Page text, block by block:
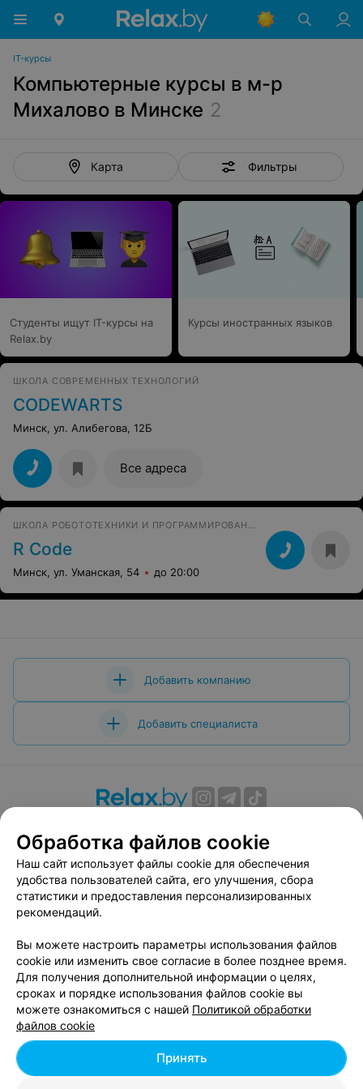
IT-курсы
Компьютерные курсы в м-р
Михалово в Минске 2
Карта Фильтры
Студенты ищут IT-курсы на
Relax.by
Курсы иностранных языков
ШКОЛА СОВРЕМЕННЫХ ТЕХНОЛОГИЙ
CODEWARTS
Минск, ул. Алибегова, 12Б
Все адреса
ШКОЛА РОБОТОТЕХНИКИ И ПРОГРАММИРОВАНИЯ
R Code
Минск, ул. Уманская, 54 до 20:00
Добавить компанию
Добавить специалиста
Вакансии
Публичный договор
Способы оплаты
Публичный договор по использованию сервиса
«Афиша»
Пользовательское соглашение
Связаться по вопросам сотрудничества
Написать руководителю relax.by
Персональные настройки cookie
Обработка персональных данных
Обработка файлов cookie
Наш сайт использует файлы cookie для обеспечения
удобства пользователей сайта, его улучшения, сбора
статистики и предоставления персонализированных
рекомендаций.
Вы можете настроить параметры использования файлов
cookie или изменить свое согласие в более позднее время.
Для получения дополнительной информации о целях,
сроках и порядке использования файлов cookie вы
можете ознакомиться с нашей Политикой обработки
файлов cookie
Принять